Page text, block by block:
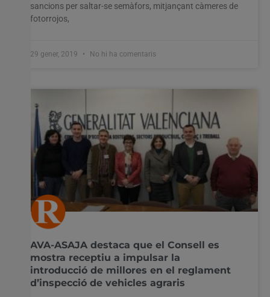
sancions per saltar-se semàfors, mitjançant càmeres de
fotorrojos,
29 gener, 2019 No hi ha comentaris
AVA-ASAJA destaca que el Consell es
mostra receptiu a impulsar la
introducció de millores en el reglament
d’inspecció de vehicles agraris